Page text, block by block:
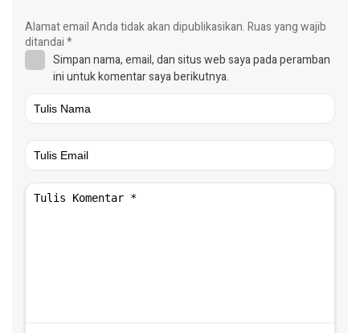
Alamat email Anda tidak akan dipublikasikan.Ruas yang wajib
ditandai*
Simpan nama, email, dan situs web saya pada peramban
ini untuk komentar saya berikutnya.